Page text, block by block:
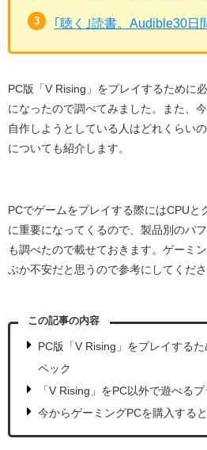
｢聴く｣読書。Audible30日
PC版「V Rising」をプレイするために
になったので調べてみました。また、
自作しようとしている人はどれくらい
についても紹介します。
PCでゲームをプレイする際にはCPUと
に重要になってくるので、製品別のパ
も調べたので載せておきます。ゲーミ
ぶか不安だと思うので参考にしてくださ
この記事の内容
PC版「V Rising」をプレイする
ペック
「V Rising」をPC以外で遊べる
今からゲーミングPCを購入する